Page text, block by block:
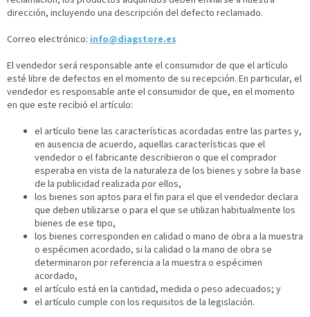
dirección, incluyendo una descripción del defecto reclamado.
Correo electrónico: info@diagstore.es
El vendedor será responsable ante el consumidor de que el artículo
esté libre de defectos en el momento de su recepción. En particular, el
vendedor es responsable ante el consumidor de que, en el momento
en que este recibió el artículo:
el artículo tiene las características acordadas entre las partes y,
en ausencia de acuerdo, aquellas características que el
vendedor o el fabricante describieron o que el comprador
esperaba en vista de la naturaleza de los bienes y sobre la base
de la publicidad realizada por ellos,
los bienes son aptos para el fin para el que el vendedor declara
que deben utilizarse o para el que se utilizan habitualmente los
bienes de ese tipo,
los bienes corresponden en calidad o mano de obra a la muestra
o espécimen acordado, si la calidad o la mano de obra se
determinaron por referencia a la muestra o espécimen
acordado,
el artículo está en la cantidad, medida o peso adecuados; y
el artículo cumple con los requisitos de la legislación.